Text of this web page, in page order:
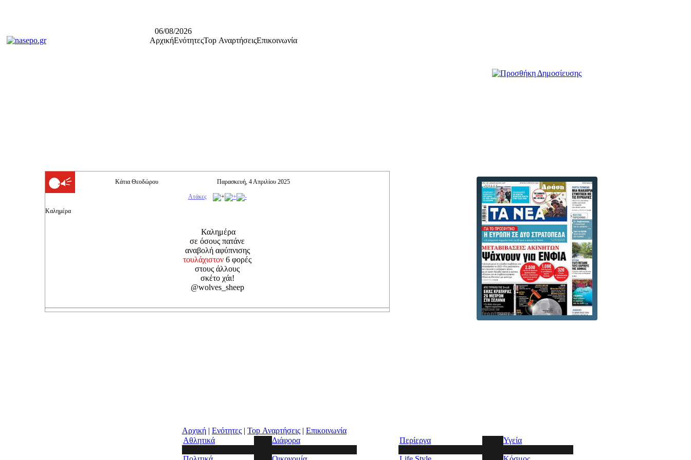
06/08/2026
ΑρχικήΕνότητεςTop ΑναρτήσειςΕπικοινωνία
Κάτια Θεοδώρου Παρασκευή, 4 Απριλίου 2025
Ατάκες
Καλημέρα
Καλημέρα
σε όσους πατάνε
αναβολή αφύπνισης
τουλάχιστον 6 φορές
στους άλλους
σκέτο χάι!
@wolves_sheep
Αρχική | Ενότητες | Top Αναρτήσεις | Επικοινωνία
Αθλητικά
Διάφορα Περίεργα Υγεία